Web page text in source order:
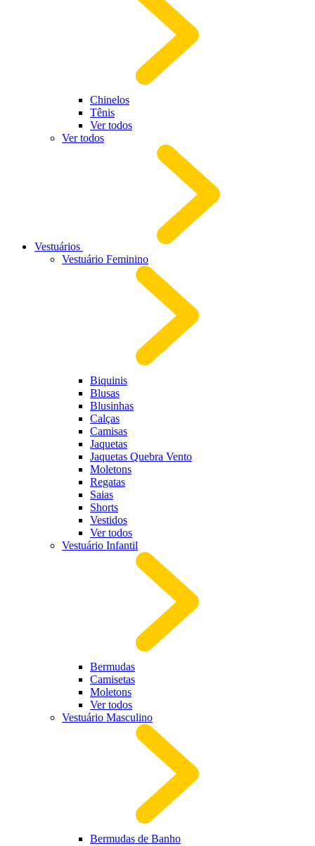
Chinelos
Tênis
Ver todos
Ver todos
Vestuários
Vestuário Feminino
Biquinis
Blusas
Blusinhas
Calças
Camisas
Jaquetas
Jaquetas Quebra Vento
Moletons
Regatas
Saias
Shorts
Vestidos
Ver todos
Vestuário Infantil
Bermudas
Camisetas
Moletons
Ver todos
Vestuário Masculino
Bermudas de Banho